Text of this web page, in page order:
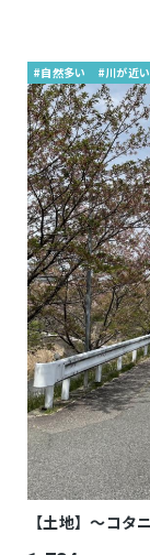
#自然多い #川が近い
【土地】～コ